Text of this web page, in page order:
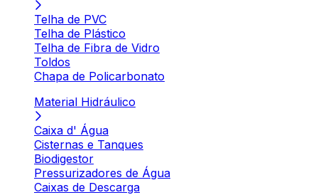
Telha de PVC
Telha de Plástico
Telha de Fibra de Vidro
Toldos
Chapa de Policarbonato
Material Hidráulico
Caixa d' Água
Cisternas e Tanques
Biodigestor
Pressurizadores de Água
Caixas de Descarga